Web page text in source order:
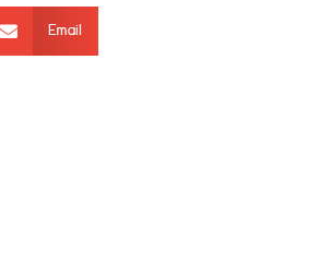
Email